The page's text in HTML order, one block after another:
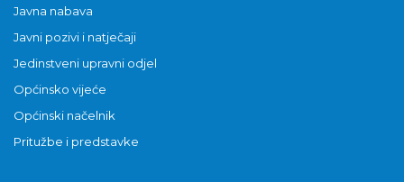
Javna nabava
Javni pozivi i natječaji
Jedinstveni upravni odjel
Općinsko vijeće
Općinski načelnik
Pritužbe i predstavke